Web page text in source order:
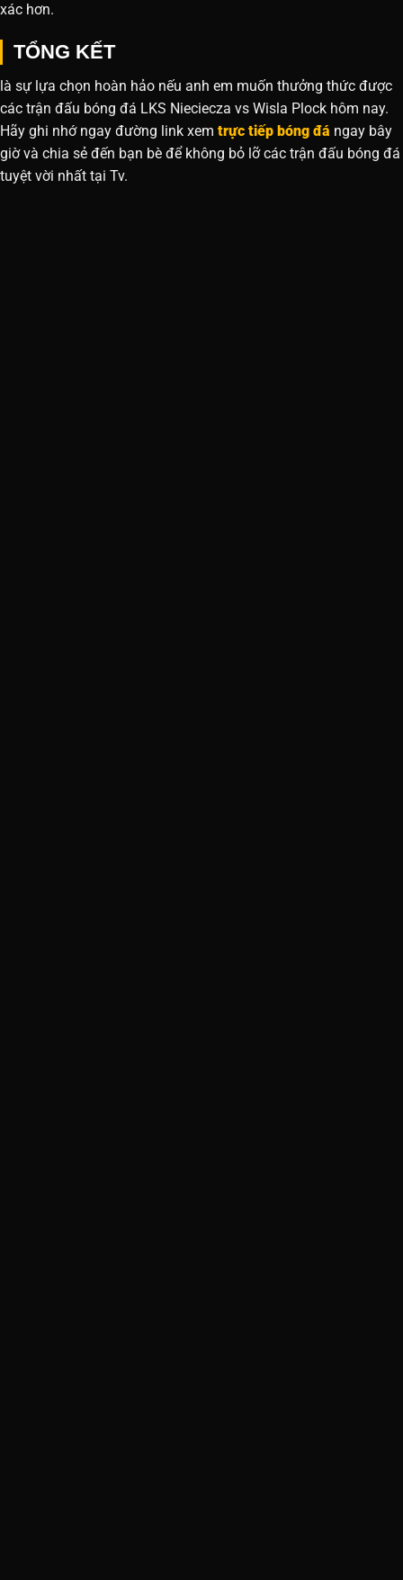
xác hơn.
TỔNG KẾT
là sự lựa chọn hoàn hảo nếu anh em muốn thưởng thức được
các trận đấu bóng đá LKS Nieciecza vs Wisla Plock hôm nay.
Hãy ghi nhớ ngay đường link xem trực tiếp bóng đá ngay bây
giờ và chia sẻ đến bạn bè để không bỏ lỡ các trận đấu bóng đá
tuyệt vời nhất tại Tv.